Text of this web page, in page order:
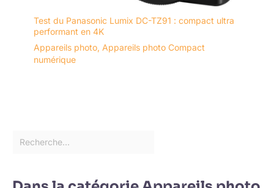
Test du Panasonic Lumix DC-TZ91 : compact ultra
performant en 4K
Appareils photo, Appareils photo Compact
numérique